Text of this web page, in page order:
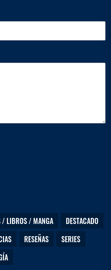
/ LIBROS / MANGA
DESTACADO
RESEÑAS
SERIES